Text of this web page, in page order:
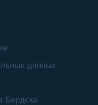
данных
Бердска